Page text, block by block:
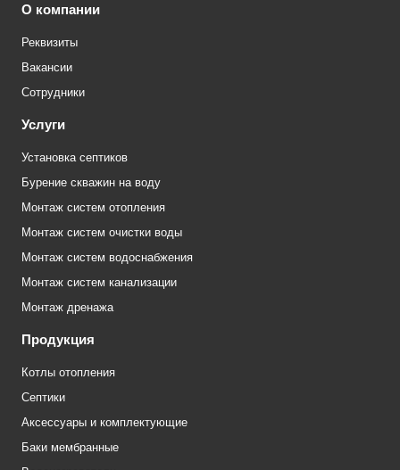
О компании
Реквизиты
Вакансии
Сотрудники
Услуги
Установка септиков
Бурение скважин на воду
Монтаж систем отопления
Монтаж систем очистки воды
Монтаж систем водоснабжения
Монтаж систем канализации
Монтаж дренажа
Продукция
Котлы отопления
Септики
Аксессуары и комплектующие
Баки мембранные